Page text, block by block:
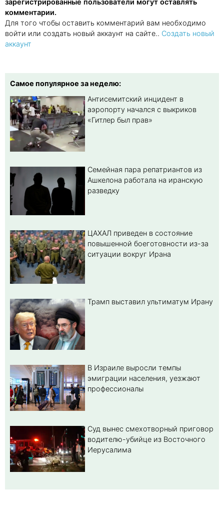
комментарии.
Для того чтобы оставить комментарий вам необходимо
войти или создать новый аккаунт на сайте.. Создать новый
аккаунт
Самое популярное за неделю:
Антисемитский инцидент в
аэропорту начался с выкриков
«Гитлер был прав»
Семейная пара репатриантов из
Ашкелона работала на иранскую
разведку
ЦАХАЛ приведен в состояние
повышенной боеготовности из-за
ситуации вокруг Ирана
Трамп выставил ультиматум Ирану
В Израиле выросли темпы
эмиграции населения, уезжают
профессионалы
Суд вынес смехотворный приговор
водителю-убийце из Восточного
Иерусалима